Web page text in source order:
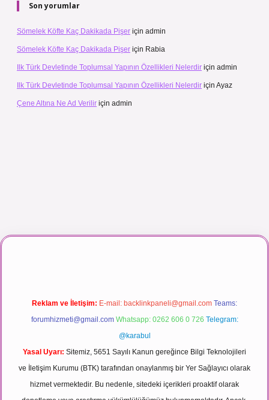
Son yorumlar
Sömelek Köfte Kaç Dakikada Pişer için admin
Sömelek Köfte Kaç Dakikada Pişer için Rabia
Ilk Türk Devletinde Toplumsal Yapının Özellikleri Nelerdir için admin
Ilk Türk Devletinde Toplumsal Yapının Özellikleri Nelerdir için Ayaz
Çene Altına Ne Ad Verilir için admin
izle
Reklam ve İletişim: E-mail: backlinkpaneli@gmail.com Teams:
forumhizmeti@gmail.com Whatsapp: 0262 606 0 726 Telegram:
@karabul
Yasal Uyarı: Sitemiz, 5651 Sayılı Kanun gereğince Bilgi Teknolojileri
ve İletişim Kurumu (BTK) tarafından onaylanmış bir Yer Sağlayıcı olarak
hizmet vermektedir. Bu nedenle, sitedeki içerikleri proaktif olarak